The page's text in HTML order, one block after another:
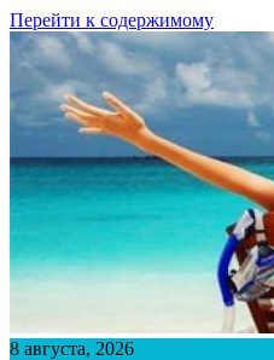
Перейти к содержимому
8 августа, 2026